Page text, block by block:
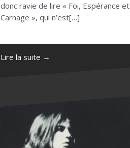
donc ravie de lire « Foi, Espérance et
Carnage », qui n’est[…]
Lire la suite →